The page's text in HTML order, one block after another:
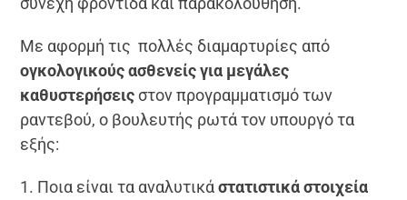
Με αφορμή τις πολλές διαμαρτυρίες από
ογκολογικούς ασθενείς για μεγάλες
καθυστερήσεις στον προγραμματισμό των
ραντεβού, ο βουλευτής ρωτά τον υπουργό τα
εξής:
1. Ποια είναι τα αναλυτικάστατιστικά στοιχεία